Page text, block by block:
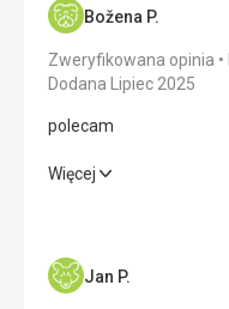
Božena P.
Zweryfikowana opinia
Dodana Lipiec 2025
polecam
polecam
Zakwaterowanie
Więcej
Jan P.